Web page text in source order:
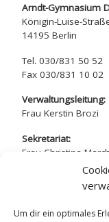
Um dir ein optimales
Arndt-Gymnasium
Königin-Luise-
14195 Berlin
Tel. 030/831 50 52
Fax 030/831 10 02
Verwaltungsleitung:
Frau Kerstin Brozi
Sekretariat:
Frau Christina
Frau Nadine Simros
sekretariat@arndt-